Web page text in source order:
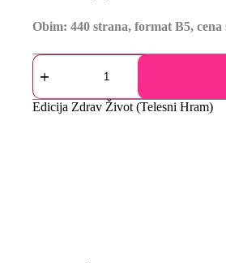
Obim: 440 strana, format B5, cena
Edicija Zdrav Život (Telesni Hram)